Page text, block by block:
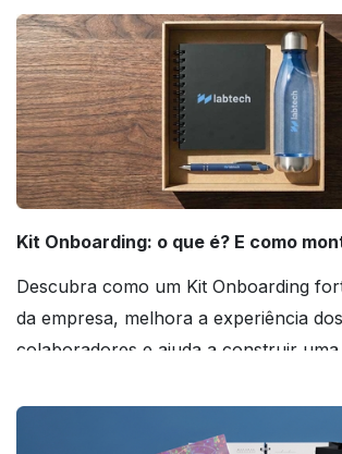
Kit Onboarding: o que é? E como
Descubra como um Kit Onboarding
da empresa, melhora a experiência
colaboradores e ajuda a construir uma